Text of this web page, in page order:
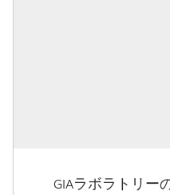
GIAラボラトリー